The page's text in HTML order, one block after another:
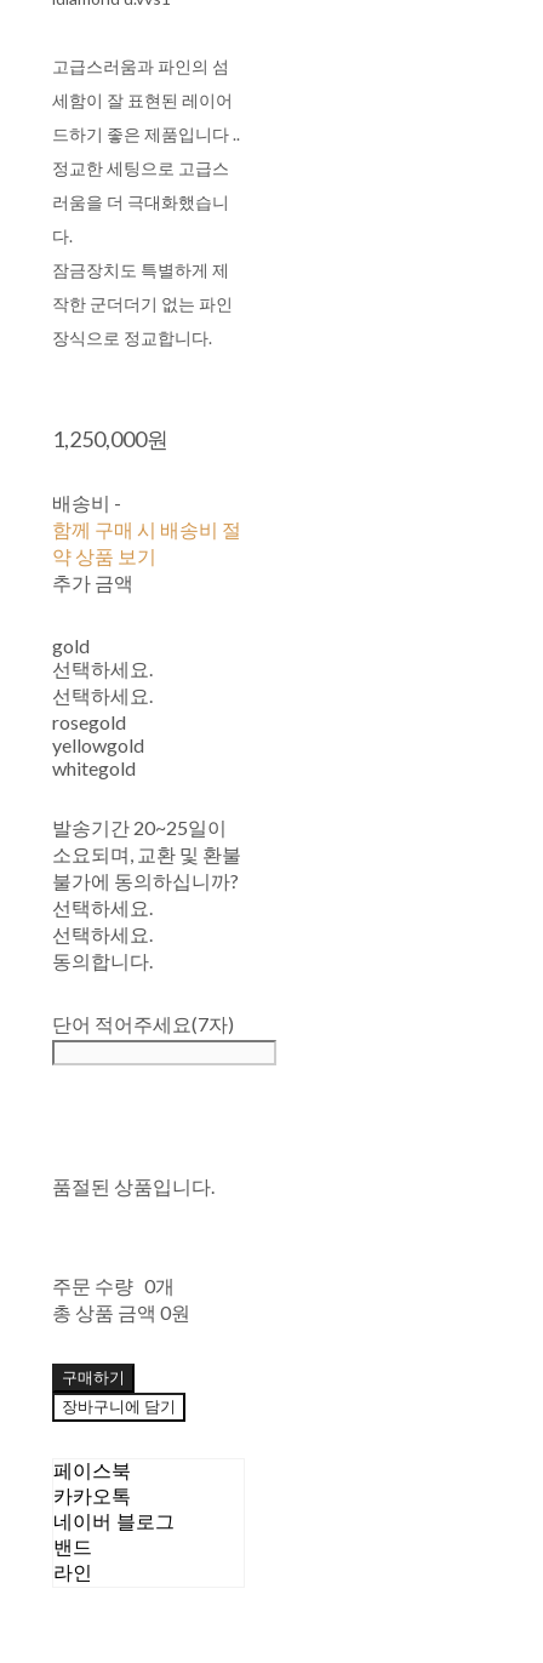
고급스러움과 파인의 섬
세함이 잘 표현된 레이어
드하기 좋은 제품입니다 ..
정교한 세팅으로 고급스
러움을 더 극대화했습니
다.
잠금장치도 특별하게 제
작한 군더더기 없는 파인
장식으로 정교합니다.
1,250,000원
배송비 -
함께 구매 시 배송비 절
약 상품 보기
추가 금액
gold
선택하세요.
선택하세요.
rosegold
yellowgold
whitegold
발송기간 20~25일이
소요되며, 교환 및 환불
불가에 동의하십니까?
선택하세요.
선택하세요.
동의합니다.
단어 적어주세요(7자)
품절된 상품입니다.
주문 수량 0개
총 상품 금액 0원
구매하기
장바구니에 담기
페이스북
카카오톡
네이버 블로그
밴드
라인